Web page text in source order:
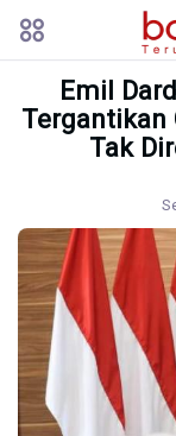
Emil
Tergantikan
Tak